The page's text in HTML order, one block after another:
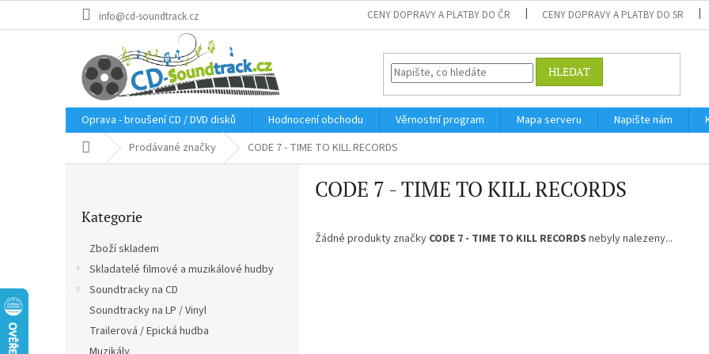
info@cd-soundtrack.cz CENY DOPRAVY A PLATBY DO ČR CENY DOPRAVY A PLATBY DO SR
HLEDAT
Oprava - broušení CD / DVD disků Hodnocení obchodu Věrnostní program Mapa serveru Napište nám
Domů Prodávané značky CODE 7 - TIME TO KILL RECORDS
kategorie
Kategorie
Zboží skladem
Skladatelé filmové a muzikálové hudby
Soundtracky na CD
Soundtracky na LP / Vinyl
Trailerová / Epická hudba
CODE 7 - TIME TO KILL RECORDS
Žádné produkty značky CODE 7 - TIME TO KILL RECORDS nebyly nalezeny...